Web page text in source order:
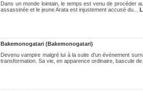
Dans un monde lointain, le temps est venu de procéder
assassinée et le jeune Arata est injustement accusé du...
Bakemonogatari (Bakemonogatari)
Devenu vampire malgré lui à la suite d’un événement
transformation. Sa vie, en apparence ordinaire, bascule